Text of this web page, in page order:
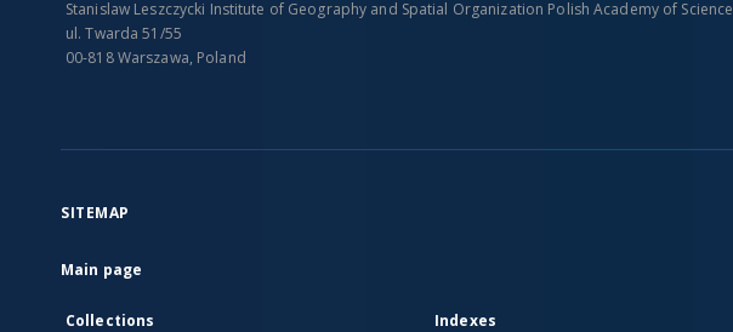
Stanislaw Leszczycki Institute of Geography and Spatial Organization Polish Academy of Science
ul. Twarda 51/55
00-818 Warszawa, Poland
SITEMAP
Main page
Collections Indexes